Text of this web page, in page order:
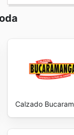
ello, la mejor
& Geordi en
Calzado